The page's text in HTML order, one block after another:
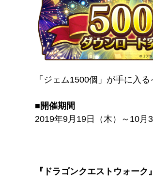
「ジェム1500個」が手に入
■開催期間
2019年9月19日（木）～10月
『ドラゴンクエストウォー